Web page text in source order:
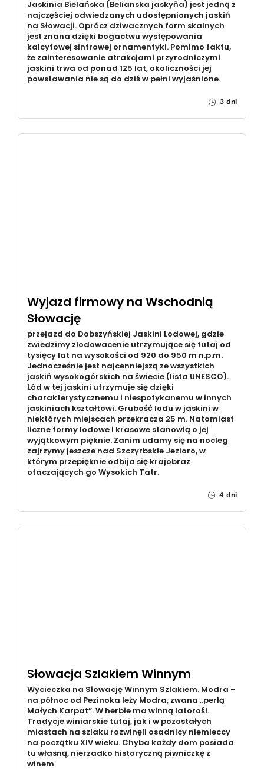
Jaskinia Bielańska (Belianska jaskyňa) jest jedną z
najczęściej odwiedzanych udostępnionych jaskiń
na Słowacji. Oprócz dziwacznych form skalnych
jest znana dzięki bogactwu występowania
kalcytowej sintrowej ornamentyki. Pomimo faktu,
że zainteresowanie atrakcjami przyrodniczymi
jaskini trwa od ponad 125 lat, okoliczności jej
powstawania nie są do dziś w pełni wyjaśnione.
3 dni
Wyjazd firmowy na Wschodnią
Słowację
przejazd do Dobszyńskiej Jaskini Lodowej, gdzie
zwiedzimy zlodowacenie utrzymujące się tutaj od
tysięcy lat na wysokości od 920 do 950 m n.p.m.
Jednocześnie jest najcenniejszą ze wszystkich
jaskiń wysokogórskich na świecie (lista UNESCO).
Lód w tej jaskini utrzymuje się dzięki
charakterystycznemu i niespotykanemu w innych
jaskiniach kształtowi. Grubość lodu w jaskini w
niektórych miejscach przekracza 25 m. Natomiast
liczne formy lodowe i krasowe stanowią o jej
wyjątkowym pięknie. Zanim udamy się na nocleg
zajrzymy jeszcze nad Szczyrbskie Jezioro, w
którym przepięknie odbija się krajobraz
otaczających go Wysokich Tatr.
4 dni
Słowacja Szlakiem Winnym
Wycieczka na Słowację Winnym Szlakiem. Modra –
na północ od Pezinoka leży Modra, zwana „perłą
Małych Karpat”. W herbie ma winną latorośl.
Tradycje winiarskie tutaj, jak i w pozostałych
miastach na szlaku rozwinęli osadnicy niemieccy
na początku XIV wieku. Chyba każdy dom posiada
tu własną, nierzadko historyczną piwniczkę z
winem